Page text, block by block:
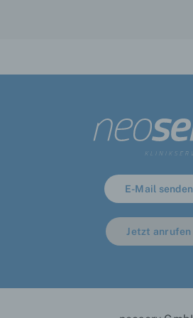
E-Mail senden
Jetzt anrufen
Mitgliedstaaten der
neoserv GmbH
Kistlerhofstraße 170
81379 München